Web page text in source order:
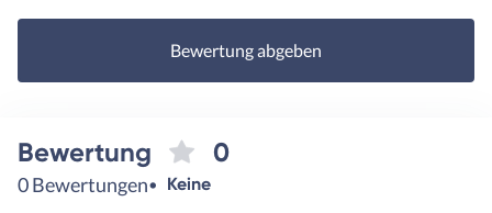
Bewertung abgeben
Bewertung 0
0 Bewertungen Keine